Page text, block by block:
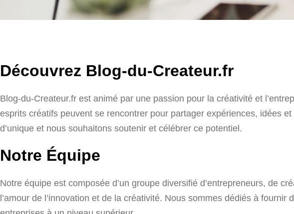
Découvrez Blog-du-Createur.fr
Blog-du-Createur.fr est animé par une passion pour la créativité et
esprits créatifs peuvent se rencontrer pour partager expériences, idées
d’unique et nous souhaitons soutenir et célébrer ce potentiel.
Notre Équipe
Notre équipe est composée d’un groupe diversifié d’entrepreneurs, de
l’amour de l’innovation et de la créativité. Nous sommes dédiés à